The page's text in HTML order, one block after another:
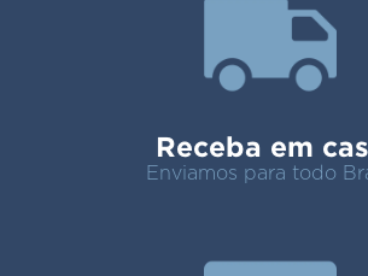
Receba em
Enviamos para todo